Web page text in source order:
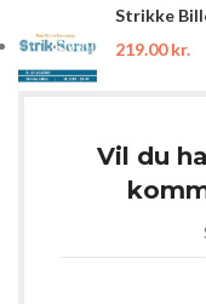
Strikke
219.00kr.
Vil du